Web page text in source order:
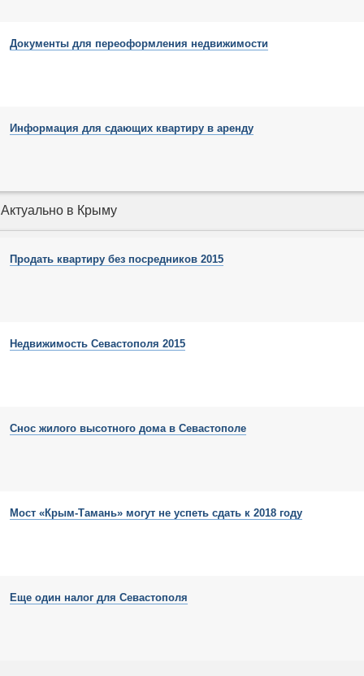
Документы для переоформления недвижимости
Информация для сдающих квартиру в аренду
Актуально в Крыму
Продать квартиру без посредников 2015
Недвижимость Севастополя 2015
Снос жилого высотного дома в Севастополе
Мост «Крым-Тамань» могут не успеть сдать к 2018 году
Еще один налог для Севастополя